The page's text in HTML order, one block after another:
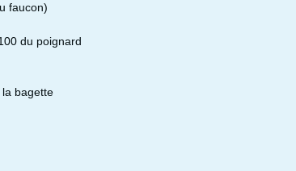
faucon)
du poignard
bagette